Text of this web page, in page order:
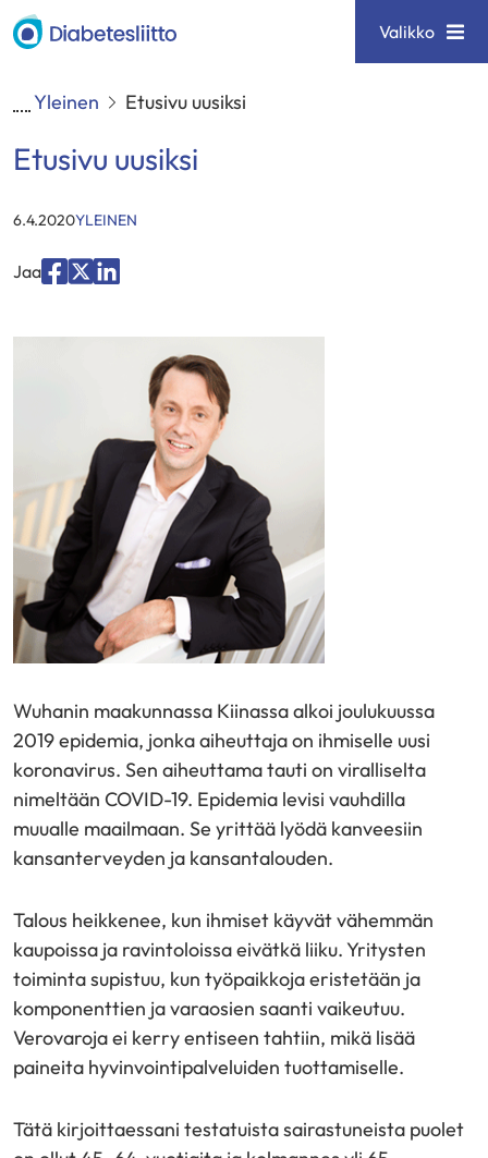
Siirry
sisältöön
Diabetesliitto Valikko
Yleinen Etusivu uusiksi
Etusivu uusiksi
6.4.2020KATEGORIAT
YLEINEN
Jaa
Wuhanin maakunnassa Kiinassa alkoi joulukuussa
2019 epidemia, jonka aiheuttaja on ihmiselle uusi
koronavirus. Sen aiheuttama tauti on viralliselta
nimeltään COVID-19. Epidemia levisi vauhdilla
muualle maailmaan. Se yrittää lyödä kanveesiin
kansanterveyden ja kansantalouden.
Talous heikkenee, kun ihmiset käyvät vähemmän
kaupoissa ja ravintoloissa eivätkä liiku. Yritysten
toiminta supistuu, kun työpaikkoja eristetään ja
komponenttien ja varaosien saanti vaikeutuu.
Verovaroja ei kerry entiseen tahtiin, mikä lisää
paineita hyvinvointipalveluiden tuottamiselle.
Tätä kirjoittaessani testatuista sairastuneista puolet